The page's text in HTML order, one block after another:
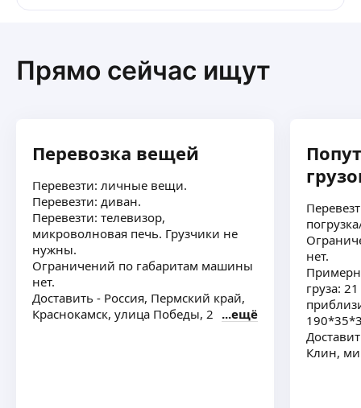
Прямо сейчас ищут
Перевозка вещей
Перевезти: личные вещи.
Перевезти: диван.
Перевезти: телевизор,
микроволновая печь. Грузчики не
нужны.
Ограничений по габаритам машины
нет.
Доставить - Россия, Пермский край,
Краснокамск, улица Победы, 2
ещё
нет.
груза:
Клин,